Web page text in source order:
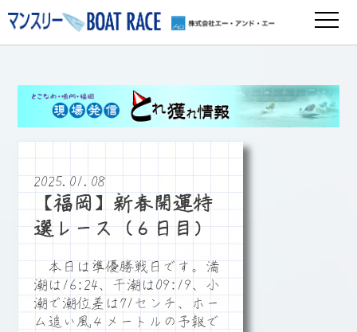
2025.01.08
【福岡】新春開運特
選レース（６日目）
本日は準優勝戦日です。満
潮は16:24、干潮は09:19、小
潮で潮位差は71センチ、ホー
ム追い風４メートルの予報で